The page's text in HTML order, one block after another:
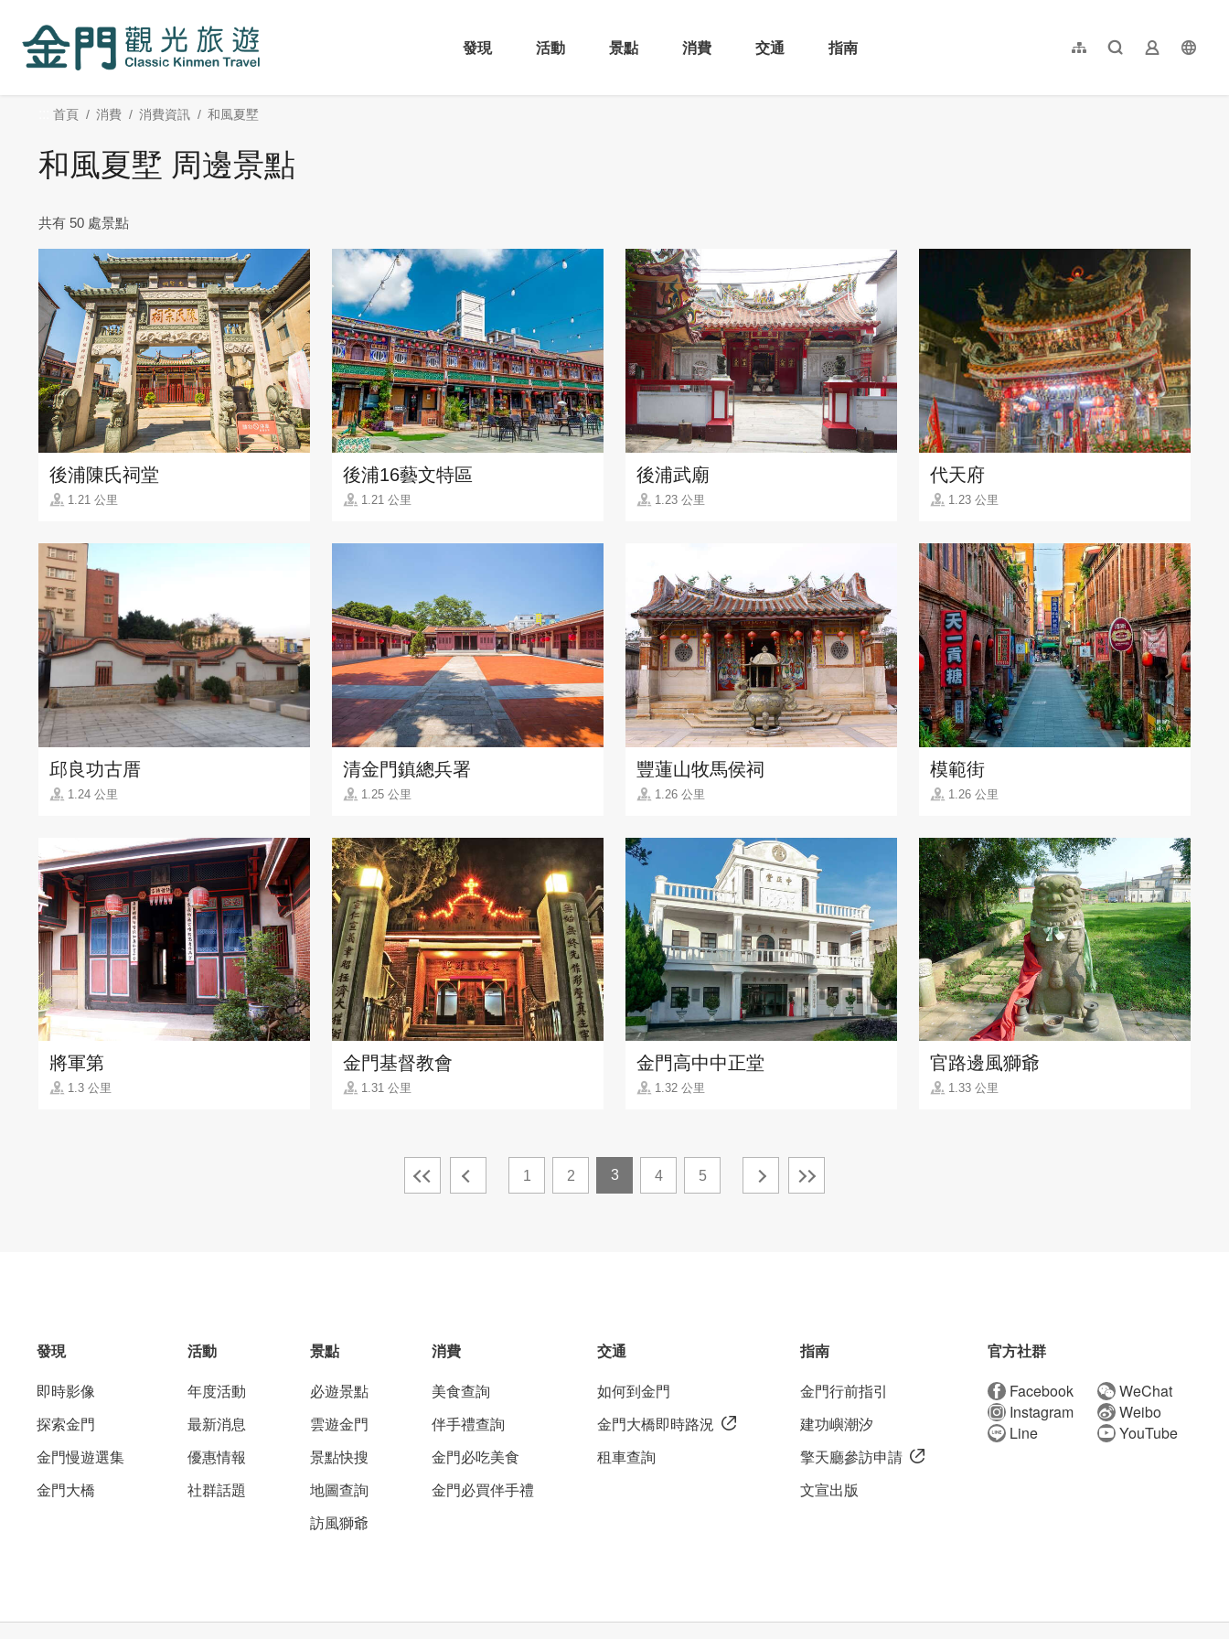
內
發現
活動 景點 消費 交通 指南 網站導覽全文檢索業者登入
简体中文
首頁 消費 消費資訊 和風夏墅
和風夏墅 周邊景點
共有 50 處景點
後浦陳氏祠堂
1.21 公里
後浦16藝文特區
1.21 公里
後浦武廟
1.23 公里
代天府
1.23 公里
邱良功古厝
1.24 公里
清金門鎮總兵署
1.25 公里
豐蓮山牧馬侯祠
1.26 公里
模範街
1.26 公里
將軍第
1.3 公里
金門基督教會
1.31 公里
金門高中中正堂
1.32 公里
官路邊風獅爺
1.33 公里
1 2 3 4 5
發現
即時影像
探索金門
金門慢遊選集
金門大橋
活動
年度活動
最新消息
優惠情報
社群話題
景點
必遊景點
雲遊金門
景點快搜
地圖查詢
訪風獅爺
消費
美食查詢
伴手禮查詢
金門必吃美食
金門必買伴手禮
交通
如何到金門
金門大橋即時路況
租車查詢
指南
金門行前指引
建功嶼潮汐
擎天廳參訪申請
文宣出版
官方社群
Facebook
WeChat
Instagram
Weibo
Line
YouTube